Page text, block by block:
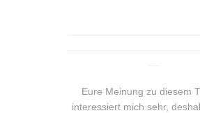
Eure Meinung zu diesem
interessiert mich sehr,